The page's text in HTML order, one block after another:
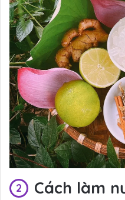
Cách làm